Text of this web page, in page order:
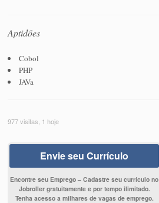
Aptidões
Cobol
PHP
JAVa
977 visitas, 1 hoje
Envie seu Currículo
Encontre seu Emprego – Cadastre seu currículo no
Jobroller gratuitamente e por tempo ilimitado.
Tenha acesso a milhares de vagas de emprego.